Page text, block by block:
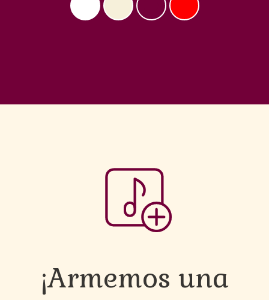
¡Armemos una